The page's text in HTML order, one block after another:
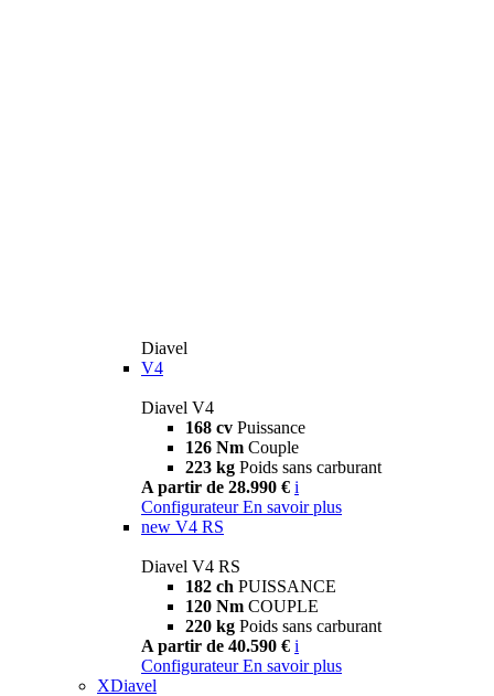
Diavel
V4
Diavel V4
168 cv Puissance
126 Nm Couple
223 kg Poids sans carburant
A partir de 28.990 € i
Configurateur En savoir plus
new V4 RS
Diavel V4 RS
182 ch PUISSANCE
120 Nm COUPLE
220 kg Poids sans carburant
A partir de 40.590 € i
Configurateur En savoir plus
XDiavel